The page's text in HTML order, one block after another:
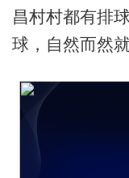
昌村村都有排
球，自然而然